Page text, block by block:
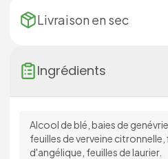
Livraison en sec
Ingrédients
Alcool de blé, baies de
feuilles de verveine citronnelle,
d'angélique, feuilles de laurier.